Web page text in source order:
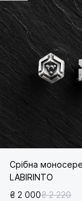
Срібна
LABIRINTO
₴ 2 000₴ 2 220